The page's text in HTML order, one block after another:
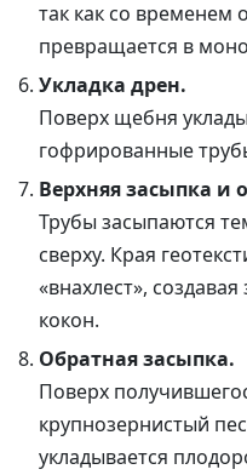
так как со временем
превращается в
Укладка дрен.
Поверх щебня
гофрированные
Верхняя засыпка и
Трубы засыпаются
сверху. Края
«внахлест»,
кокон.
Обратная засыпка.
Поверх
крупнозернистый
укладывается